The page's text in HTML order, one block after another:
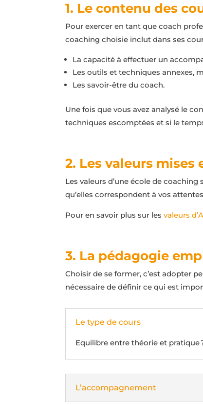
1. Le contenu des
Pour exercer en tant que coach
coaching choisie inclut dans ses
La capacité à effectuer un
Les outils et techniques annexes,
Les savoir-être du coach.
Une fois que vous avez analysé le
techniques escomptées et si le
2. Les valeurs mises
Les valeurs d’une école de
qu’elles correspondent à vos
Pour en savoir plus sur lesvaleurs
3. La pédagogie
Choisir de se former, c’est adopter
nécessaire de définir ce qui est
Le type de cours
Equilibre entre théorie et pratique
L’accompagnement